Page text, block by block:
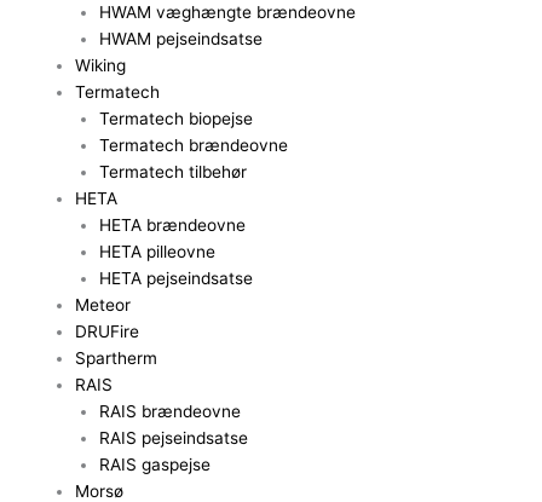
HWAM væghængte brændeovne
HWAM pejseindsatse
Wiking
Termatech
Termatech biopejse
Termatech brændeovne
Termatech tilbehør
HETA
HETA brændeovne
HETA pilleovne
HETA pejseindsatse
Meteor
DRUFire
Spartherm
RAIS
RAIS brændeovne
RAIS pejseindsatse
RAIS gaspejse
Morsø